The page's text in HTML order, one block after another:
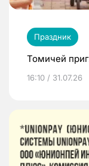
Праздник
Томичей
16:10 / 31.07.26